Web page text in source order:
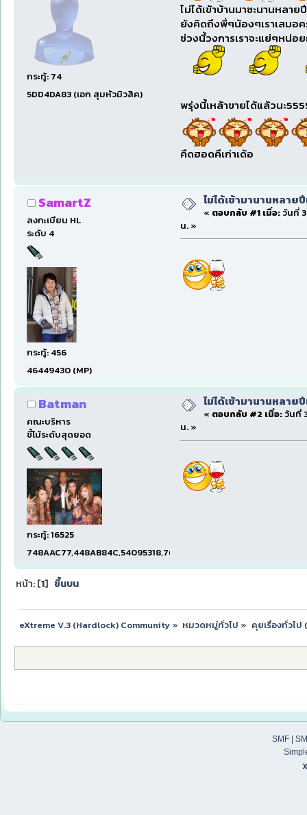
กระทู้: 74
5DD4DA83 (เอก สุมหัวมิวสิค)
ไม่ได้เข้าบ้านมาซะนานหลา
ยังคิดถึงพี่ๆน้องๆเราเสมอ
ช่วงนี้วงการเราจะแย่ๆหน่
พรุ่งนี้เหล้าขายได้แล้วนะ
คึดฮอดคึเก่าเด้อ
SamartZ
ลงทะเบียน HL
ระดับ 4
กระทู้: 456
46449430 (MP)
ไม่ได้เข้ามานานหลาย
« ตอบกลับ #1 เมื่อ:วันที่ 3
น. »
Batman
คณะบริหาร
ขี้โม้ระดับสุดยอด
กระทู้: 16525
748AAC77,448AB84C,54095318,7660DAE5,97606B15,47C5E
ไม่ได้เข้ามานานหลาย
« ตอบกลับ #2 เมื่อ:วันที่
น. »
หน้า: [1] ขึ้นบน
eXtreme V.3 (Hardlock) Community» หมวดหมู่ทั่วไป » คุยเรื่องทั่วไป
SMF|